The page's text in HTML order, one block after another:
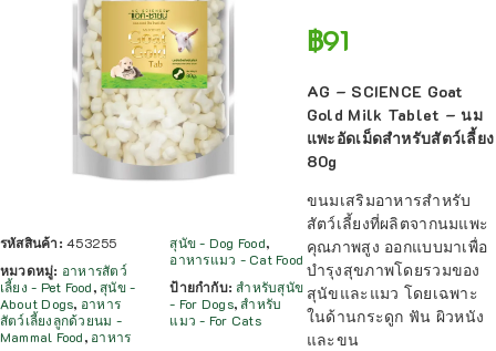
รหัสสินค้า:453255
หมวดหมู่: อาหารสัตว์
เลี้ยง - Pet Food,สุนัข -
About Dogs, อาหาร
สัตว์เลี้ยงลูกด้วยนม -
Mammal Food, อาหาร
สุนัข - Dog Food,
อาหารแมว - Cat Food
ป้ายกำกับ:สำหรับสุนัข
- For Dogs,สำหรับ
แมว - For Cats
฿91
AG – SCIENCE Goat
Gold Milk Tablet – นม
แพะอัดเม็ดสำหรับสัตว์เลี้ยง
80g
ขนมเสริมอาหารสำหรับ
สัตว์เลี้ยงที่ผลิตจากนมแพะ
คุณภาพสูง ออกแบบมาเพื่อ
บำรุงสุขภาพโดยรวมของ
สุนัขและแมว โดยเฉพาะ
ในด้านกระดูก ฟัน ผิวหนัง
และขน